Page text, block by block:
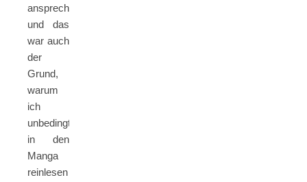
ansprechend
und das
war auch
der
Grund,
warum
ich
unbedingt
in den
Manga
reinlesen